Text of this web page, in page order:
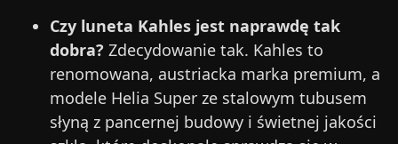
Czy luneta Kahles jest naprawdę tak
dobra? Zdecydowanie tak. Kahles to
renomowana, austriacka marka premium, a
modele Helia Super ze stalowym tubusem
słyną z pancernej budowy i świetnej jakości